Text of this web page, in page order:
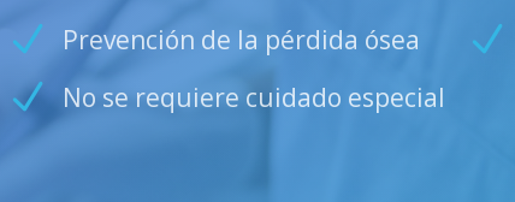
Prevención de la pérdida ósea
No se requiere cuidado especial